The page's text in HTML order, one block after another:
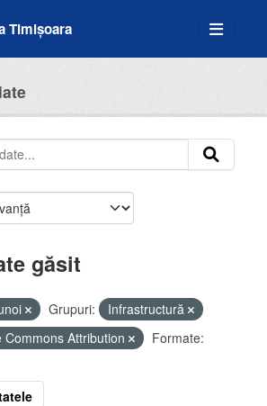
Timișoara
găsit
Grupuri:
Infrastructură
Commons Attribution
Formate: